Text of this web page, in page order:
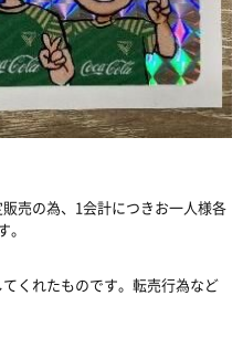
売の為、1会計につきお一人様各
くれたものです。転売行為など